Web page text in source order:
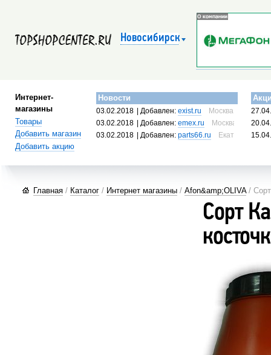
Новосибирск
Интернет-
магазины
Товары
Добавить магазин
Добавить акцию
Новости
03.02.2018 | Добавлен:exist.ru
Москва, Россия
03.02.2018
| Добавлен:emex.ru
Москва, Россия
03.02.2018
| Добавлен:parts66.ru Екатеринбург,
Главная / Каталог / Интернет магазины / Afon&amp;OLIVA/ Сорт
Сорт